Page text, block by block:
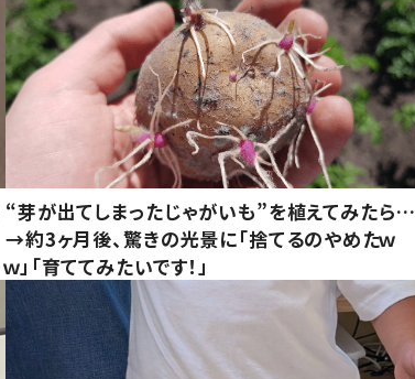
“芽が出てしまったじゃがいも”を植えてみたら…
→約3ヶ月後、驚きの光景に「捨てるのやめたｗ
ｗ」「育ててみたいです！」